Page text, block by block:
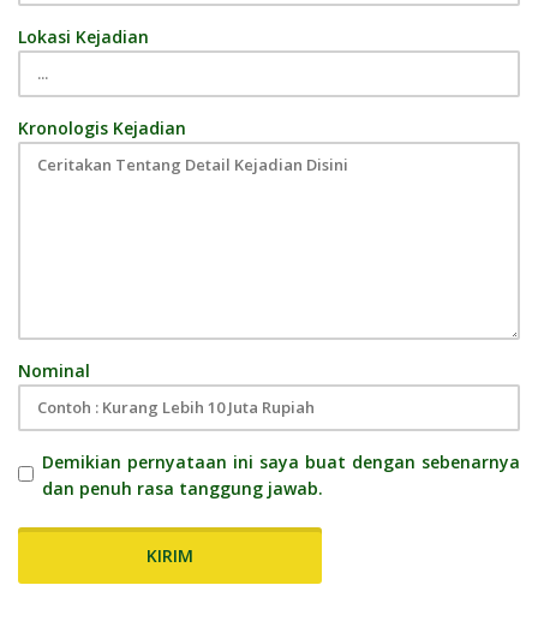
Lokasi Kejadian
Kronologis Kejadian
Nominal
Demikian pernyataan ini saya buat dengan sebenarnya
dan penuh rasa tanggung jawab.
KIRIM